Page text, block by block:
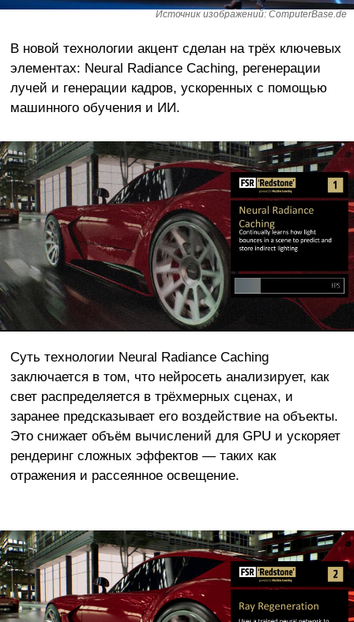
Источник изображений: ComputerBase.de
В новой технологии акцент сделан на трёх ключевых
элементах: Neural Radiance Caching, регенерации
лучей и генерации кадров, ускоренных с помощью
машинного обучения и ИИ.
Суть технологии Neural Radiance Caching
заключается в том, что нейросеть анализирует, как
свет распределяется в трёхмерных сценах, и
заранее предсказывает его воздействие на объекты.
Это снижает объём вычислений для GPU и ускоряет
рендеринг сложных эффектов — таких как
отражения и рассеянное освещение.